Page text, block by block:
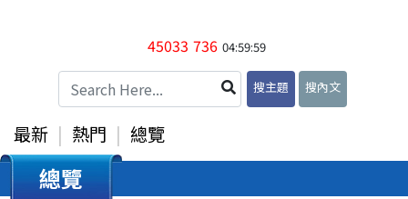
45033 736 04:59:59
搜主題 搜內文
最新 熱門 總覽
總覽